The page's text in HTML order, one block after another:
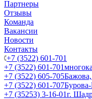
Партнеры
Отзывы
Команда
Вакансии
Новости
Контакты
+7 (3522) 601-701
+7 (3522) 601-701
+7 (3522) 605-705
+7 (3522) 601-707
+7 (35253) 3-16-01г.